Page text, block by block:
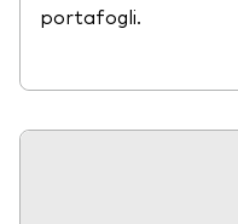
portafogli.